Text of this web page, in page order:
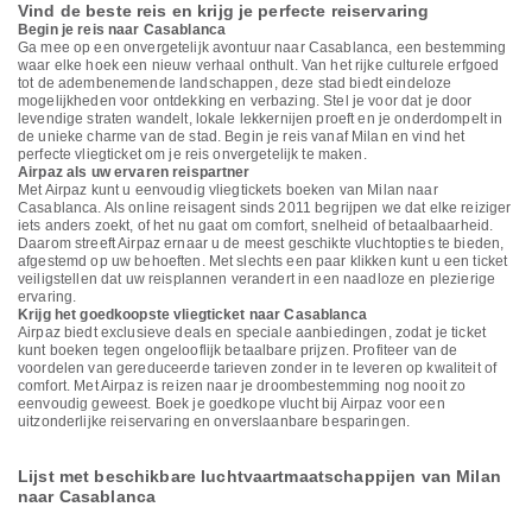
Vind de beste reis en krijg je perfecte reiservaring
Begin je reis naar Casablanca
Ga mee op een onvergetelijk avontuur naar Casablanca, een bestemming
waar elke hoek een nieuw verhaal onthult. Van het rijke culturele erfgoed
tot de adembenemende landschappen, deze stad biedt eindeloze
mogelijkheden voor ontdekking en verbazing. Stel je voor dat je door
levendige straten wandelt, lokale lekkernijen proeft en je onderdompelt in
de unieke charme van de stad. Begin je reis vanaf Milan en vind het
perfecte vliegticket om je reis onvergetelijk te maken.
Airpaz als uw ervaren reispartner
Met Airpaz kunt u eenvoudig vliegtickets boeken van Milan naar
Casablanca. Als online reisagent sinds 2011 begrijpen we dat elke reiziger
iets anders zoekt, of het nu gaat om comfort, snelheid of betaalbaarheid.
Daarom streeft Airpaz ernaar u de meest geschikte vluchtopties te bieden,
afgestemd op uw behoeften. Met slechts een paar klikken kunt u een ticket
veiligstellen dat uw reisplannen verandert in een naadloze en plezierige
ervaring.
Krijg het goedkoopste vliegticket naar Casablanca
Airpaz biedt exclusieve deals en speciale aanbiedingen, zodat je ticket
kunt boeken tegen ongelooflijk betaalbare prijzen. Profiteer van de
voordelen van gereduceerde tarieven zonder in te leveren op kwaliteit of
comfort. Met Airpaz is reizen naar je droombestemming nog nooit zo
eenvoudig geweest. Boek je goedkope vlucht bij Airpaz voor een
uitzonderlijke reiservaring en onverslaanbare besparingen.
Lijst met beschikbare luchtvaartmaatschappijen van Milan
naar Casablanca